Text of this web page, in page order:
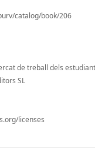
catalog/book/206
de treball dels
SL
licenses